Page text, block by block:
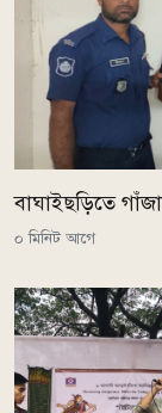
বাঘাইছড়িতে
০ মিনিট আগে